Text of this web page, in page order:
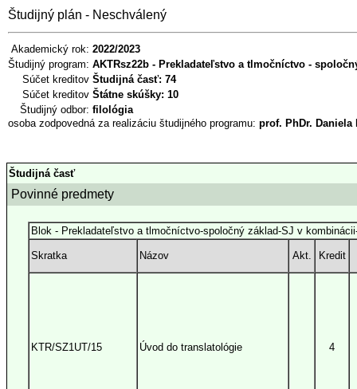
Študijný plán - Neschválený
Akademický rok: 2022/2023
Študijný program: AKTRsz22b - Prekladateľstvo a tlmočníctvo -
Súčet kreditov Študijná časť: 74
Súčet kreditov Štátne skúšky: 10
Študijný odbor: filológia
osoba zodpovedná za realizáciu študijného programu: prof. PhDr.
Študijná časť
Povinné predmety
Blok - Prekladateľstvo a tlmočníctvo-spoločný základ-SJ v
Skratka Názov Akt. Kredit
KTR/SZ1UT/15 Úvod do translatológie 4